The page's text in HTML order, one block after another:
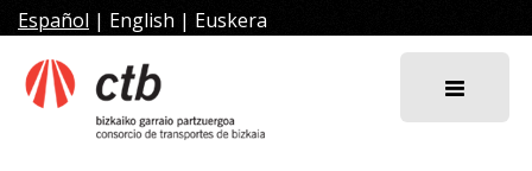
al
contenido
Español | English | Euskera